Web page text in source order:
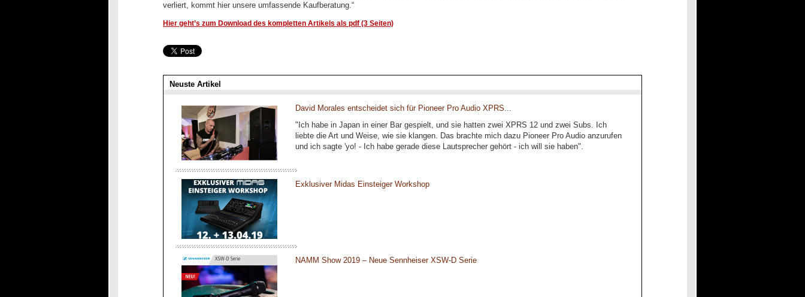
verliert, kommt hier unsere umfassende Kaufberatung.“
Hier geht’s zum Download des kompletten Artikels als pdf (3 Seiten)
Neuste Artikel
David Morales entscheidet sich für Pioneer Pro Audio XPRS...
"Ich habe in Japan in einer Bar gespielt, und sie hatten zwei XPRS 12 und zwei Subs. Ich
liebte die Art und Weise, wie sie klangen. Das brachte mich dazu Pioneer Pro Audio anzurufen
und ich sagte 'yo! - Ich habe gerade diese Lautsprecher gehört - ich will sie haben".
Exklusiver Midas Einsteiger Workshop
NAMM Show 2019 – Neue Sennheiser XSW-D Serie